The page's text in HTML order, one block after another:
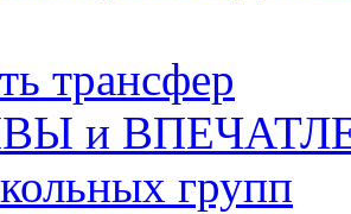
трансфер
и
групп